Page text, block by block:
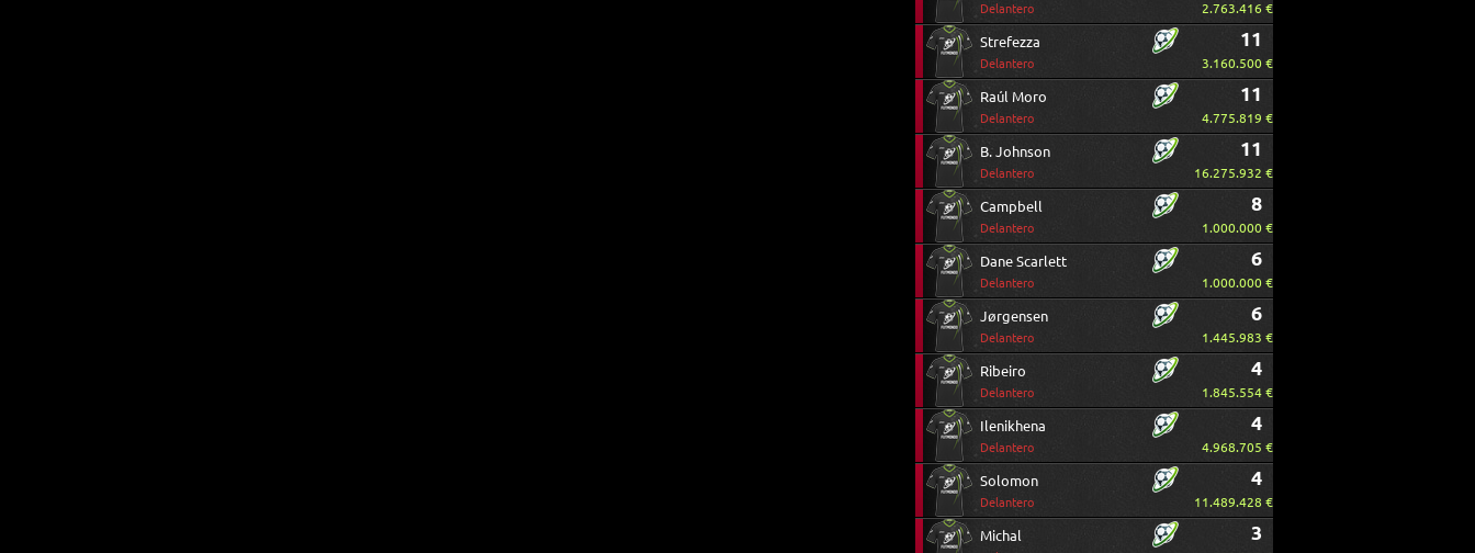
Delantero 2.763.416 €
Strefezza
Delantero
11
3.160.500 €
Raúl Moro
Delantero
11
4.775.819 €
B. Johnson
Delantero
11
16.275.932 €
Campbell
Delantero
8
1.000.000 €
Dane Scarlett
Delantero
6
1.000.000 €
Jørgensen
Delantero
6
1.445.983 €
Ribeiro
Delantero
4
1.845.554 €
Ilenikhena
Delantero
4
4.968.705 €
Solomon
Delantero
4
11.489.428 €
Michal 3